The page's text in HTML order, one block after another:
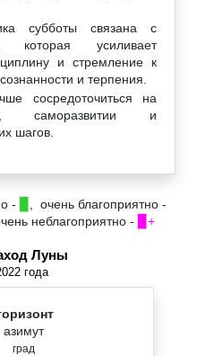
субботы связана с
которая усиливает
и стремление к
и терпения.
сосредоточиться на
саморазвитии и
шагов.
-
, очень благоприятно -
неблагоприятно - ▉+
Луны
года
азимут
град